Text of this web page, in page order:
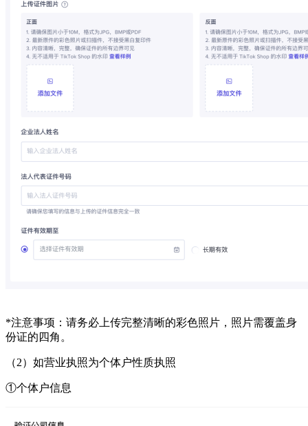
*注意事项：请务必上传完整清晰的彩色照片，照片需覆盖身
份证的四角。
（2） 如营业执照为个体户性质执照
①个体户信息